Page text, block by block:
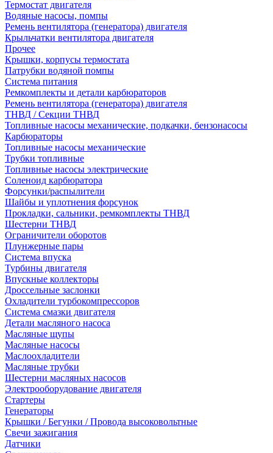
Термостат двигателя
Водяные насосы, помпы
Ремень вентилятора (генератора) двигателя
Крыльчатки вентилятора двигателя
Прочее
Крышки, корпусы термостата
Патрубки водяной помпы
Система питания
Ремкомплекты и детали карбюраторов
Ремень вентилятора (генератора) двигателя
ТНВД / Секции ТНВД
Топливные насосы механические, подкачки, бензонасосы
Карбюраторы
Топливные насосы механические
Трубки топливные
Топливные насосы электрические
Соленоид карбюратора
Форсунки/распылители
Шайбы и уплотнения форсунок
Прокладки, сальники, ремкомплекты ТНВД
Шестерни ТНВД
Ограничители оборотов
Плунжерные пары
Система впуска
Турбины двигателя
Впускные коллекторы
Дроссельные заслонки
Охладители турбокомпрессоров
Система смазки двигателя
Детали масляного насоса
Масляные щупы
Масляные насосы
Маслоохладители
Масляные трубки
Шестерни масляных насосов
Электрооборудование двигателя
Стартеры
Генераторы
Крышки / Бегунки / Провода высоковольтные
Свечи зажигания
Датчики